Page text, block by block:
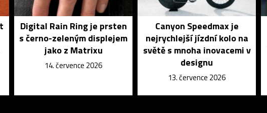
Digital Rain Ring je prsten
s černo-zeleným displejem
jako z Matrixu
14. července 2026
Canyon Speedmax je
nejrychlejší jízdní kolo na
světě s mnoha inovacemi v
designu
13. července 2026